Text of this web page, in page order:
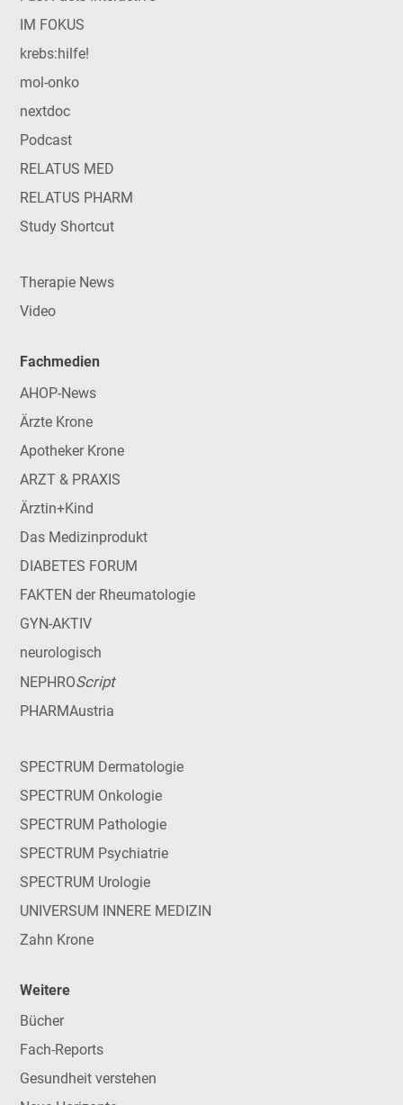
IM FOKUS
krebs:hilfe!
mol-onko
nextdoc
Podcast
RELATUS MED
RELATUS PHARM
Study Shortcut
Therapie News
Video
Fachmedien
AHOP-News
Ärzte Krone
Apotheker Krone
ARZT & PRAXIS
Ärztin+Kind
Das Medizinprodukt
DIABETES FORUM
FAKTEN der Rheumatologie
GYN-AKTIV
neurologisch
NEPHROScript
PHARMAustria
SPECTRUM Dermatologie
SPECTRUM Onkologie
SPECTRUM Pathologie
SPECTRUM Psychiatrie
SPECTRUM Urologie
UNIVERSUM INNERE MEDIZIN
Zahn Krone
Weitere
Bücher
Fach-Reports
Gesundheit verstehen